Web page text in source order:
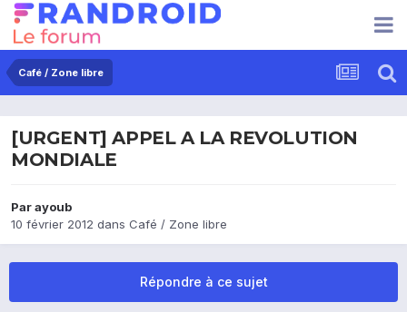
Café / Zone libre
[URGENT] APPEL A LA REVOLUTION
MONDIALE
Parayoub
10 février 2012 dans Café / Zone libre
Répondre à ce sujet